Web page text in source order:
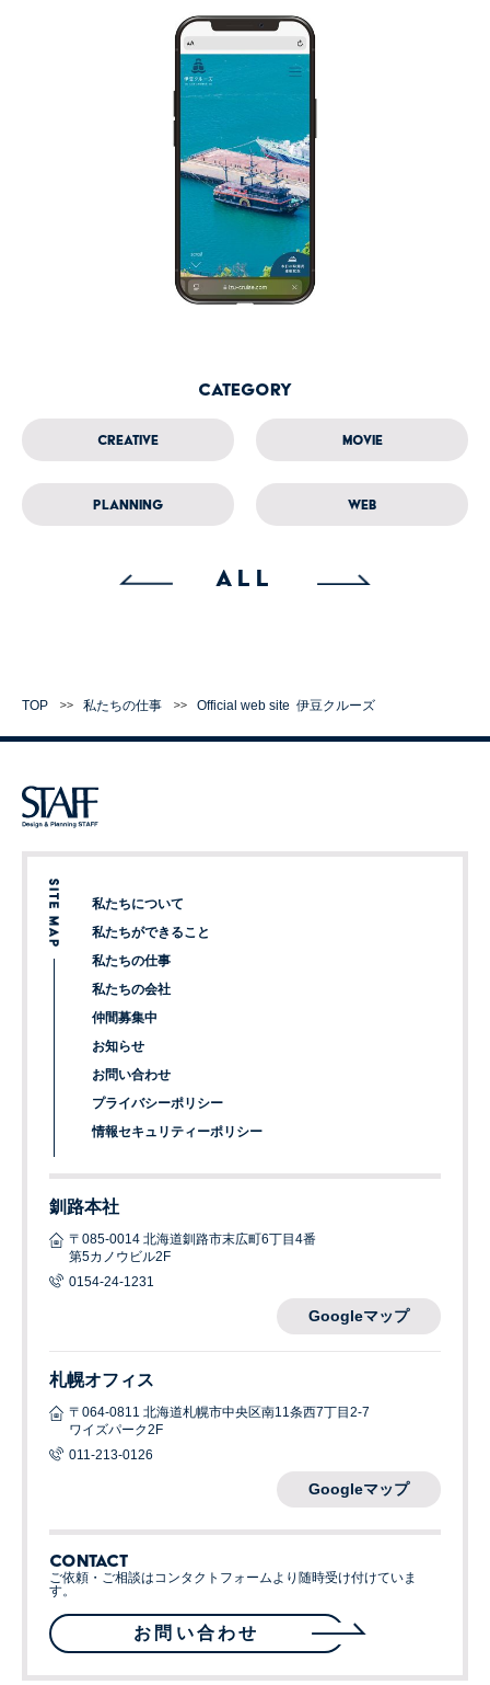
Category
Creative Movie
Planning Web
ALL
TOP 私たちの仕事 Official web site 伊豆クルーズ
私たちについて
私たちができること
私たちの仕事
私たちの会社
仲間募集中
お知らせ
お問い合わせ
プライバシーポリシー
情報セキュリティーポリシー
釧路本社
〒085-0014 北海道釧路市末広町6丁目4番
第5カノウビル2F
0154-24-1231
Googleマップ
札幌オフィス
〒064-0811 北海道札幌市中央区南11条西7丁目2-7
ワイズパーク2F
011-213-0126
Googleマップ
CONTACT
ご依頼・ご相談はコンタクトフォームより随時受け付けていま
す。
お問い合わせ